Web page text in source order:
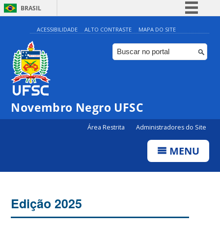
BRASIL
Simplifique!
Comunica BR
Participe
ACESSIBILIDADE ALTO CONTRASTE MAPA DO SITE
Novembro Negro UFSC
Área Restrita Administradores do Site
MENU
Edição 2025